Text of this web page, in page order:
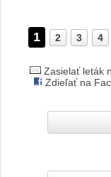
1 2 3 4
Zasielať leták
Zdieľať na